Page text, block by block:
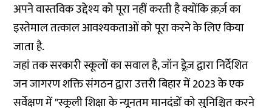
अपने वास्तविक उद्देश्य को पूरा नहीं करती है क्योंकि क़र्ज़ का
इस्तेमाल तत्काल आवश्यकताओं को पूरा करने के लिए किया
जाता है.
जहां तक सरकारी स्कूलों का सवाल है, जॉन ड्रेज़ द्वारा निर्देशित
जन जागरण शक्ति संगठन द्वारा उत्तरी बिहार में 2023 के एक
सर्वेक्षण में "स्कूली शिक्षा के न्यूनतम मानदंडों को सुनिश्चित करने